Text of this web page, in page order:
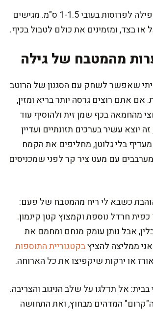
פורסים את הפילה לפרוסות בעובי 1-1.5 ס"מ. מגישים
או בצד, ומזמינים את כולם לטבול בכיף.
מהמטבח של גילה
שאפשר לשחק עם הסגנון של הרוטב
אם אתם רוצים גרסה יותר בריא ומזין,
מהחמאה בכף שמן זית ולהוסיף עוד
זה יוצא עשיר בערכים תזונתיים ועדיין
בלי גלוטן, מחליפים את הקמח
עם מעט ציר קר לפני שמכניסים
כשבא לי ריח מהמטבח של פעם:
מוסיפים לרוטב 1 כפית חרדל נוספת וקמצוץ קטן קינמון.
אבל נותן עומק מנחם ומחמם את
ממליצה להציץבקטגוריית התוספות
או ירקות שיקפיצו את כל הארוחה.
אל תדלגו על שלב הניגוב והצריבה.
המדהים מבחוץ, ואת התחושה